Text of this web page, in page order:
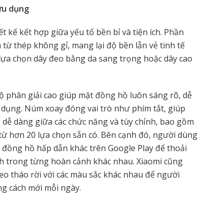
dụng
kế kết hợp giữa yếu tố bền bỉ và tiện ích. Phần
thép không gỉ, mang lại độ bền lẫn vẻ tinh tế
chọn dây đeo bằng da sang trọng hoặc dây cao
phân giải cao giúp mặt đồng hồ luôn sáng rõ, dễ
Núm xoay đóng vai trò như phím tắt, giúp
dàng giữa các chức năng và tùy chỉnh, bao gồm
hơn 20 lựa chọn sẵn có. Bên cạnh đó, người dùng
hồ hấp dẫn khác trên Google Play để thoải
trong từng hoàn cảnh khác nhau. Xiaomi cũng
tháo rời với các màu sắc khác nhau để người
cách mới mỗi ngày.